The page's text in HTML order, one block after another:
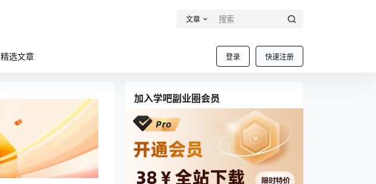
文章
登录 快速注册
精选文章
加入学吧副业圈会员